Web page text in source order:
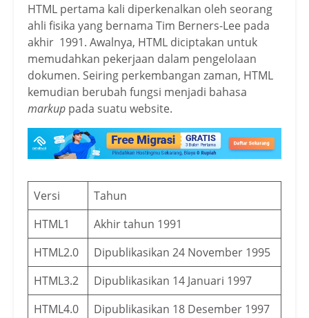
HTML pertama kali diperkenalkan oleh seorang
ahli fisika yang bernama Tim Berners-Lee pada
akhir 1991. Awalnya, HTML diciptakan untuk
memudahkan pekerjaan dalam pengelolaan
dokumen. Seiring perkembangan zaman, HTML
kemudian berubah fungsi menjadi bahasa
markup pada suatu website.
Versi
Tahun
HTML1
Akhir tahun 1991
HTML2.0
Dipublikasikan 24 November 1995
HTML3.2
Dipublikasikan 14 Januari 1997
HTML4.0
Dipublikasikan 18 Desember 1997